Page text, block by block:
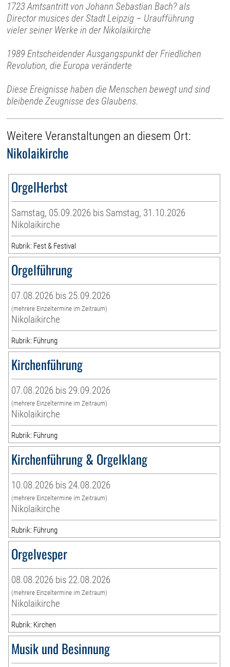
1723 Amtsantritt von Johann Sebastian Bach? als
Director musices der Stadt Leipzig – Uraufführung
vieler seiner Werke in der Nikolaikirche
1989 Entscheidender Ausgangspunkt der Friedlichen
Revolution, die Europa veränderte
Diese Ereignisse haben die Menschen bewegt und sind
bleibende Zeugnisse des Glaubens.
Weitere Veranstaltungen an diesem Ort:
Nikolaikirche
OrgelHerbst
Samstag, 05.09.2026 bis Samstag, 31.10.2026
Nikolaikirche
Rubrik: Fest & Festival
Orgelführung
07.08.2026 bis 25.09.2026
(mehrere Einzeltermine im Zeitraum)
Nikolaikirche
Rubrik: Führung
Kirchenführung
07.08.2026 bis 29.09.2026
(mehrere Einzeltermine im Zeitraum)
Nikolaikirche
Rubrik: Führung
Kirchenführung & Orgelklang
10.08.2026 bis 24.08.2026
(mehrere Einzeltermine im Zeitraum)
Nikolaikirche
Rubrik: Führung
Orgelvesper
08.08.2026 bis 22.08.2026
(mehrere Einzeltermine im Zeitraum)
Nikolaikirche
Rubrik: Kirchen
Musik und Besinnung